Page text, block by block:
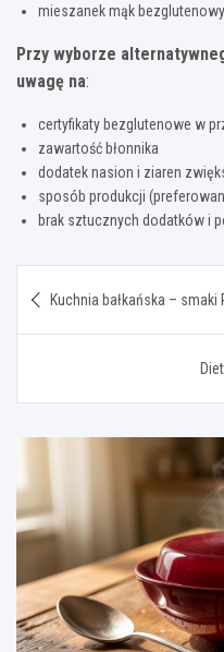
mieszanek mąk
Przy wyborze
uwagę na:
certyfikaty bezglutenowe w
zawartość błonnika
dodatek nasion i ziaren
sposób produkcji
brak sztucznych dodatków i
wpisu
Kuchnia bałkańska – smaki